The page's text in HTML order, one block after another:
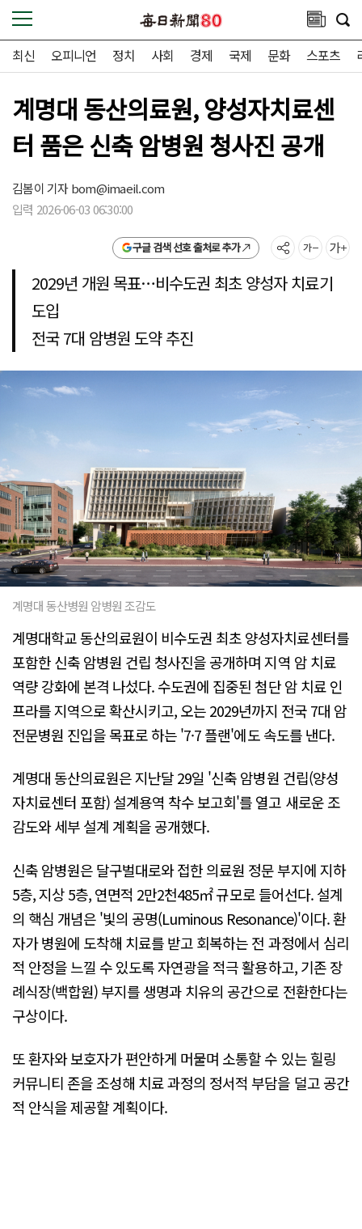
최신 오피니언 정치 사회 경제 국제 문화 스포츠
계명대 동산의료원, 양성자치료센
터 품은 신축 암병원 청사진 공개
김봄이 기자bom@imaeil.com
입력 2026-06-03 06:30:00
구글 검색 선호 출처로 추가
2029년 개원 목표…비수도권 최초 양성자 치료기
도입
전국 7대 암병원 도약 추진
계명대 동산병원 암병원 조감도
계명대학교 동산의료원이 비수도권 최초 양성자치료센터를
포함한 신축 암병원 건립 청사진을 공개하며 지역 암 치료
역량 강화에 본격 나섰다. 수도권에 집중된 첨단 암 치료 인
프라를 지역으로 확산시키고, 오는 2029년까지 전국 7대 암
전문병원 진입을 목표로 하는 '7·7 플랜'에도 속도를 낸다.
계명대 동산의료원은 지난달 29일 '신축 암병원 건립(양성
자치료센터 포함) 설계용역 착수 보고회'를 열고 새로운 조
감도와 세부 설계 계획을 공개했다.
신축 암병원은 달구벌대로와 접한 의료원 정문 부지에 지하
5층, 지상 5층, 연면적 2만2천485㎡ 규모로 들어선다. 설계
의 핵심 개념은 '빛의 공명(Luminous Resonance)'이다. 환
자가 병원에 도착해 치료를 받고 회복하는 전 과정에서 심리
적 안정을 느낄 수 있도록 자연광을 적극 활용하고, 기존 장
례식장(백합원) 부지를 생명과 치유의 공간으로 전환한다는
구상이다.
또 환자와 보호자가 편안하게 머물며 소통할 수 있는 힐링
커뮤니티 존을 조성해 치료 과정의 정서적 부담을 덜고 공간
적 안식을 제공할 계획이다.